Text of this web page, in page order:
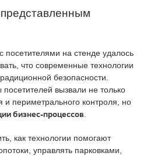
посетителями на стенде удалось
что современные технологии
безопасности.
вызвали не только
периметрального контроля, но
бизнес-процессов.
как технологии помогают
управлять парковками,